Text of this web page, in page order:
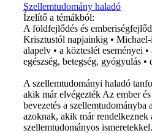
Szellemtudomány haladó
Ízelítő a témákból:
A földfejlődés és
Krisztustól napjainkig •
alapelv • a közteslét eseményei
egészség, betegség, gyógyulás
A szellemtudományi haladó
akik már elvégezték Az ember
bevezetés a
azoknak, akik már rendelkeznek
szellemtudományos ismeretekkel.